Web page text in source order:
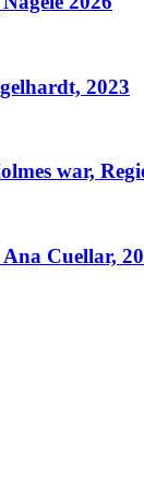
2023
war,
Ana Cuellar,